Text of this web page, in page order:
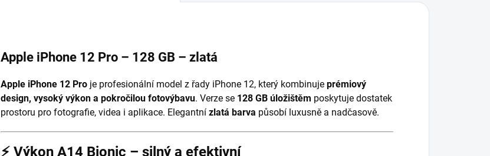
Apple iPhone 12 Pro – 128 GB – zlatá
Apple iPhone 12 Pro je profesionální model z řady iPhone 12, který kombinuje prémiový
design, vysoký výkon a pokročilou fotovýbavu. Verze se 128 GB úložištěm poskytuje dostatek
prostoru pro fotografie, videa i aplikace. Elegantní zlatá barva působí luxusně a nadčasově.
⚡ Výkon A14 Bionic – silný a efektivní